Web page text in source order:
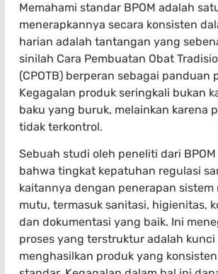
Memahami standar BPOM adalah
menerapkannya secara konsisten
harian adalah tantangan yang
sinilah Cara Pembuatan Obat
(CPOTB) berperan sebagai panduan
Kegagalan produk seringkali bukan
baku yang buruk, melainkan karena
tidak terkontrol.
Sebuah studi oleh peneliti dari
bahwa tingkat kepatuhan regulasi
kaitannya dengan penerapan sistem
mutu, termasuk sanitasi, higienitas,
dan dokumentasi yang baik. Ini
proses yang terstruktur adalah
menghasilkan produk yang